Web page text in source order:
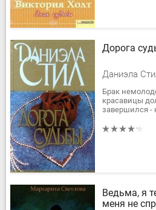
Дорога
Даниэла
Брак
красавицы
завершился -
наследница
Ведьма, я
меня не